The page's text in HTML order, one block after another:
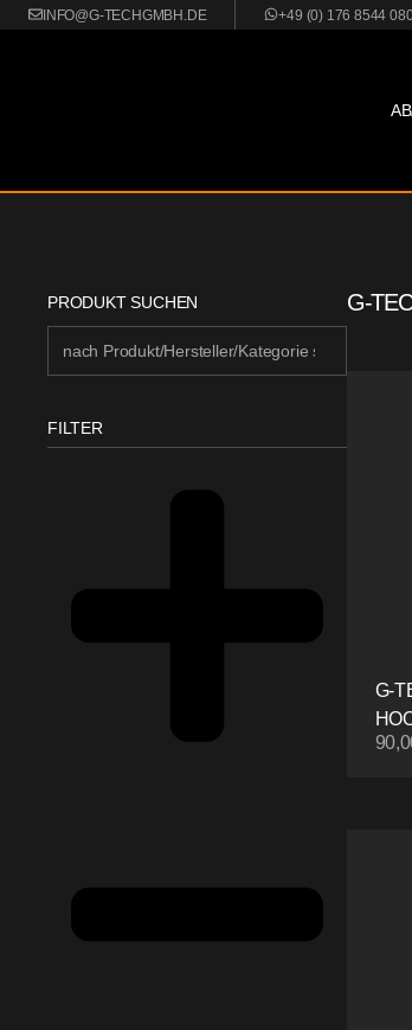
INFO@G-TECHGMBH.DE +49 (0) 176 8544
PRODUKT SUCHEN
FILTER
G-
G-